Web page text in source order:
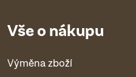
Vše o nákupu
Výměna zboží